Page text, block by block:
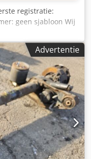
registratie:
geen sjabloon Wij
Chodpfxozrr Iho
u niet kunt vinden
Advertentie